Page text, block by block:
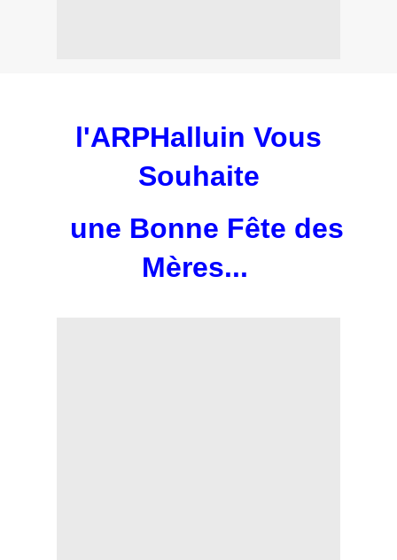
l'ARPHalluin Vous
Souhaite
une Bonne Fête des
Mères...